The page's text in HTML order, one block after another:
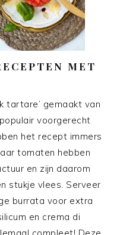
MET
tartare’ gemaakt van
voorgerecht
het recept immers
tomaten hebben
en zijn daarom
stukje vlees. Serveer
burrata voor extra
en crema di